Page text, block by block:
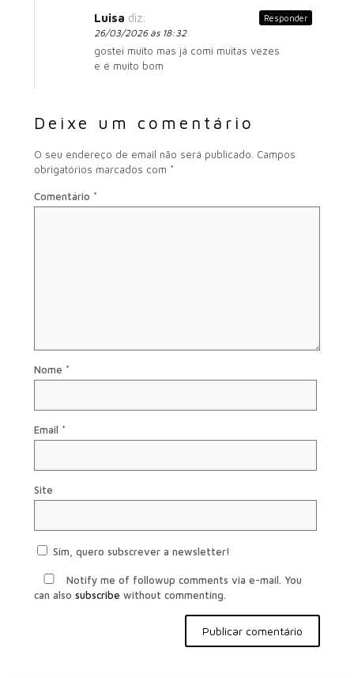
Luisa diz:
26/03/2026 às 18:32
gostei muito mas já comi muitas vezes
e é muito bom
Responder
Deixe um comentário
O seu endereço de email não será publicado. Campos
obrigatórios marcados com *
Comentário *
Nome *
Email *
Site
Sim, quero subscrever a newsletter!
Notify me of followup comments via e-mail. You
can also subscribe without commenting.